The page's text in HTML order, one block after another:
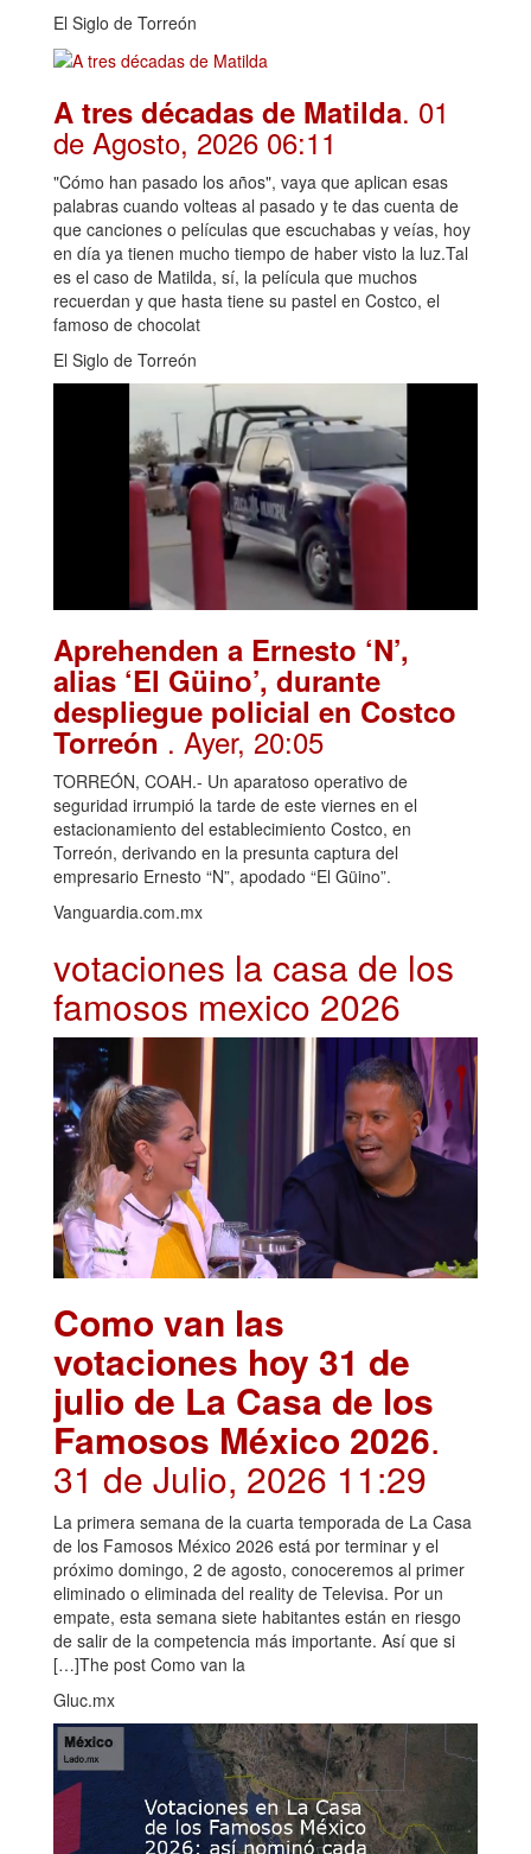
El Siglo de Torreón
A tres décadas de Matilda. 01
de Agosto, 2026 06:11
"Cómo han pasado los años", vaya que aplican esas
palabras cuando volteas al pasado y te das cuenta de
que canciones o películas que escuchabas y veías, hoy
en día ya tienen mucho tiempo de haber visto la luz.Tal
es el caso de Matilda, sí, la película que muchos
recuerdan y que hasta tiene su pastel en Costco, el
famoso de chocolat
El Siglo de Torreón
Aprehenden a Ernesto ‘N’,
alias ‘El Güino’, durante
despliegue policial en Costco
Torreón. Ayer, 20:05
TORREÓN, COAH.- Un aparatoso operativo de
seguridad irrumpió la tarde de este viernes en el
estacionamiento del establecimiento Costco, en
Torreón, derivando en la presunta captura del
empresario Ernesto “N”, apodado “El Güino”.
Vanguardia.com.mx
votaciones la casa de los
famosos mexico 2026
Como van las
votaciones hoy 31 de
julio de La Casa de los
Famosos México 2026.
31 de Julio, 2026 11:29
La primera semana de la cuarta temporada de La Casa
de los Famosos México 2026 está por terminar y el
próximo domingo, 2 de agosto, conoceremos al primer
eliminado o eliminada del reality de Televisa. Por un
empate, esta semana siete habitantes están en riesgo
de salir de la competencia más importante. Así que si
[…]The post Como van la
Gluc.mx